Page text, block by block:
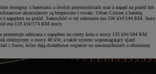
dostępny z bateriami o dwóch pojemnościach oraz z napęd na przód lub
akumulatory są bezpieczne i trwałe. Urban Cruiser z baterią
z napędem na przód. Samochód w tej odmianie ma 106 kW/144 KM. Auto
ma 128 kW/174 KM mocy.
prezentuje odmiana z napędem na cztery koła o mocy 135 kW/184 KM.
elektryczny o mocy 48 kW, a także system wspomagający zjazd
i Snow, które dają dodatkowe wsparcie na nawierzchniach o obniżonej